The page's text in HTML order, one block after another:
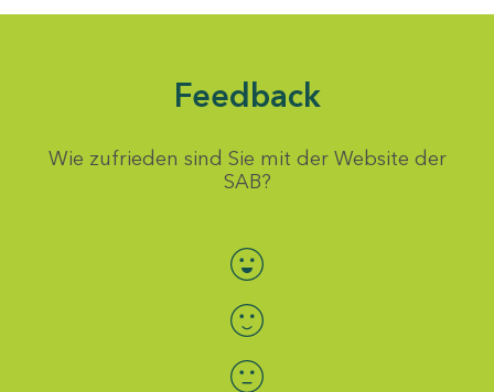
Feedback
Wie zufrieden sind Sie mit der Website der
SAB?
Bewertung auswählen